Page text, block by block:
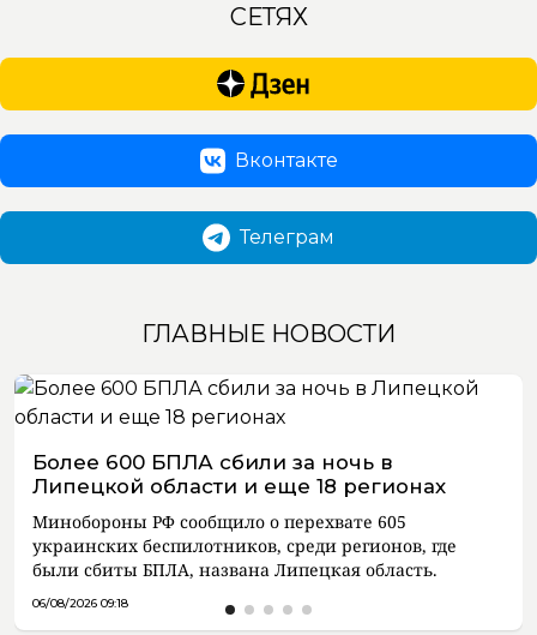
СЕТЯХ
Вконтакте
Телеграм
ГЛАВНЫЕ НОВОСТИ
Более 600 БПЛА сбили за ночь в
Липецкой области и еще 18 регионах
Минобороны РФ сообщило о перехвате 605
украинских беспилотников, среди регионов, где
были сбиты БПЛА, названа Липецкая область.
06/08/2026 09:18